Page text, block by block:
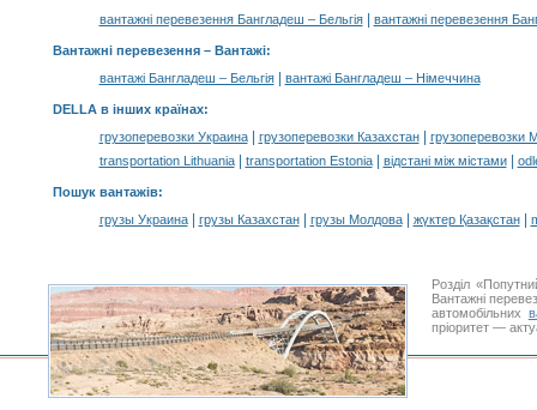
вантажні перевезення Бангладеш – Бельгія| вантажні перевезення
Вантажні перевезення – Вантажі:
вантажі Бангладеш – Бельгія| вантажі Бангладеш – Німеччина
DELLA в інших країнах:
грузоперевозки Украина| грузоперевозки Казахстан|
грузоперевозки
transportation Lithuania| transportation Estonia| відстані між містами|
Пошук вантажів:
грузы Украина| грузы Казахстан| грузы Молдова| жүктер Қазақстан|
Розділ
Вантажні
автомобільних
пріоритет —